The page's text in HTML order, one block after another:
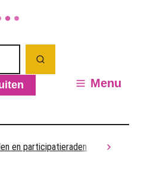
Zoeken
/ verbergen
Menu
scroll
en participatieraden